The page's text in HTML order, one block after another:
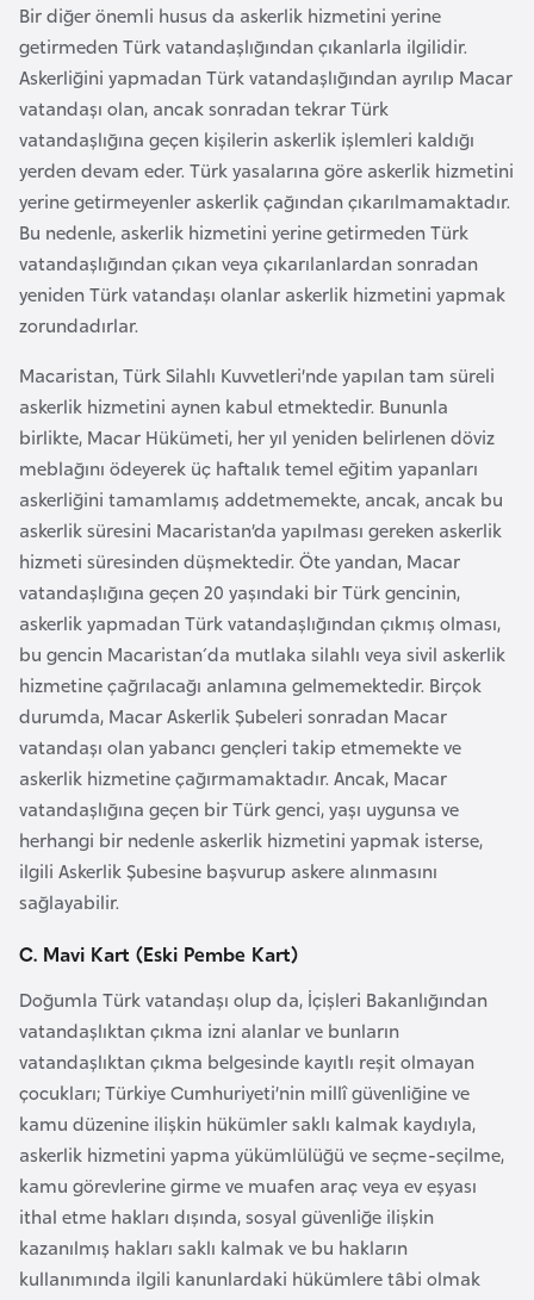
Bir diğer önemli husus da askerlik hizmetini yerine
getirmeden Türk vatandaşlığından çıkanlarla ilgilidir.
Askerliğini yapmadan Türk vatandaşlığından ayrılıp Macar
vatandaşı olan, ancak sonradan tekrar Türk
vatandaşlığına geçen kişilerin askerlik işlemleri kaldığı
yerden devam eder. Türk yasalarına göre askerlik hizmetini
yerine getirmeyenler askerlik çağından çıkarılmamaktadır.
Bu nedenle, askerlik hizmetini yerine getirmeden Türk
vatandaşlığından çıkan veya çıkarılanlardan sonradan
yeniden Türk vatandaşı olanlar askerlik hizmetini yapmak
zorundadırlar.
Macaristan, Türk Silahlı Kuvvetleri’nde yapılan tam süreli
askerlik hizmetini aynen kabul etmektedir. Bununla
birlikte, Macar Hükümeti, her yıl yeniden belirlenen döviz
meblağını ödeyerek üç haftalık temel eğitim yapanları
askerliğini tamamlamış addetmemekte, ancak, ancak bu
askerlik süresini Macaristan’da yapılması gereken askerlik
hizmeti süresinden düşmektedir. Öte yandan, Macar
vatandaşlığına geçen 20 yaşındaki bir Türk gencinin,
askerlik yapmadan Türk vatandaşlığından çıkmış olması,
bu gencin Macaristan´da mutlaka silahlı veya sivil askerlik
hizmetine çağrılacağı anlamına gelmemektedir. Birçok
durumda, Macar Askerlik Şubeleri sonradan Macar
vatandaşı olan yabancı gençleri takip etmemekte ve
askerlik hizmetine çağırmamaktadır. Ancak, Macar
vatandaşlığına geçen bir Türk genci, yaşı uygunsa ve
herhangi bir nedenle askerlik hizmetini yapmak isterse,
ilgili Askerlik Şubesine başvurup askere alınmasını
sağlayabilir.
C. Mavi Kart (Eski Pembe Kart)
Doğumla Türk vatandaşı olup da, İçişleri Bakanlığından
vatandaşlıktan çıkma izni alanlar ve bunların
vatandaşlıktan çıkma belgesinde kayıtlı reşit olmayan
çocukları; Türkiye Cumhuriyeti’nin millî güvenliğine ve
kamu düzenine ilişkin hükümler saklı kalmak kaydıyla,
askerlik hizmetini yapma yükümlülüğü ve seçme-seçilme,
kamu görevlerine girme ve muafen araç veya ev eşyası
ithal etme hakları dışında, sosyal güvenliğe ilişkin
kazanılmış hakları saklı kalmak ve bu hakların
kullanımında ilgili kanunlardaki hükümlere tâbi olmak
n
g
i
l
t
e
r
e
a
k
İ
r
l
a
n
d
a
İ
s
p
a
n
y
a
İ
s
r
a
i
l
İ
s
v